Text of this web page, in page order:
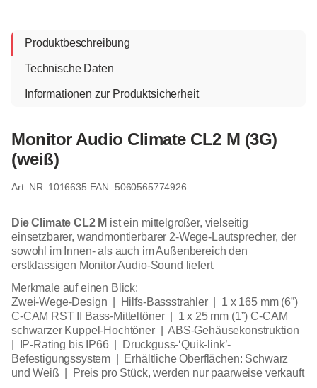
Produktbeschreibung
Technische Daten
Informationen zur Produktsicherheit
Monitor Audio Climate CL2 M (3G)
(weiß)
1016635 EAN: 5060565774926
Die Climate CL2 M ist ein mittelgroßer, vielseitig
einsetzbarer, wandmontierbarer 2-Wege-Lautsprecher, der
sowohl im Innen- als auch im Außenbereich den
erstklassigen Monitor Audio-Sound liefert.
Merkmale auf einen Blick:
Zwei-Wege-Design | Hilfs-Bassstrahler | 1 x 165 mm (6”)
C-CAM RST II Bass-Mitteltöner | 1 x 25 mm (1”) C-CAM
schwarzer Kuppel-Hochtöner | ABS-Gehäusekonstruktion
| IP-Rating bis IP66 | Druckguss-‘Quik-link’-
Befestigungssystem | Erhältliche Oberflächen: Schwarz
und Weiß | Preis pro Stück, werden nur paarweise verkauft